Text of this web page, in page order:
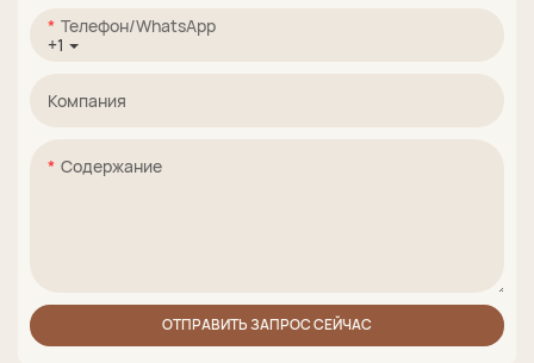
+1
Телефон/WhatsApp
Компания
Содержание
ОТПРАВИТЬ ЗАПРОС СЕЙЧАС